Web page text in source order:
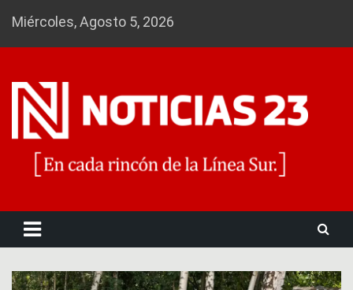
Miércoles, Agosto 5, 2026